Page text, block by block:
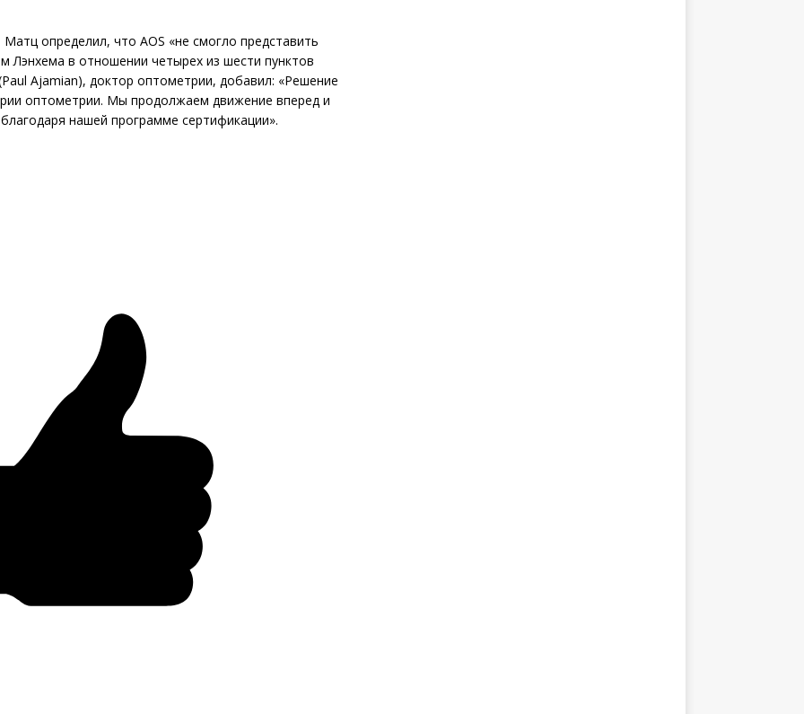
определил, что AOS «не смогло представить
Лэнхема в отношении четырех из шести пунктов
Ajamian), доктор оптометрии, добавил: «Решение
оптометрии. Мы продолжаем движение вперед и
нашей программе сертификации».